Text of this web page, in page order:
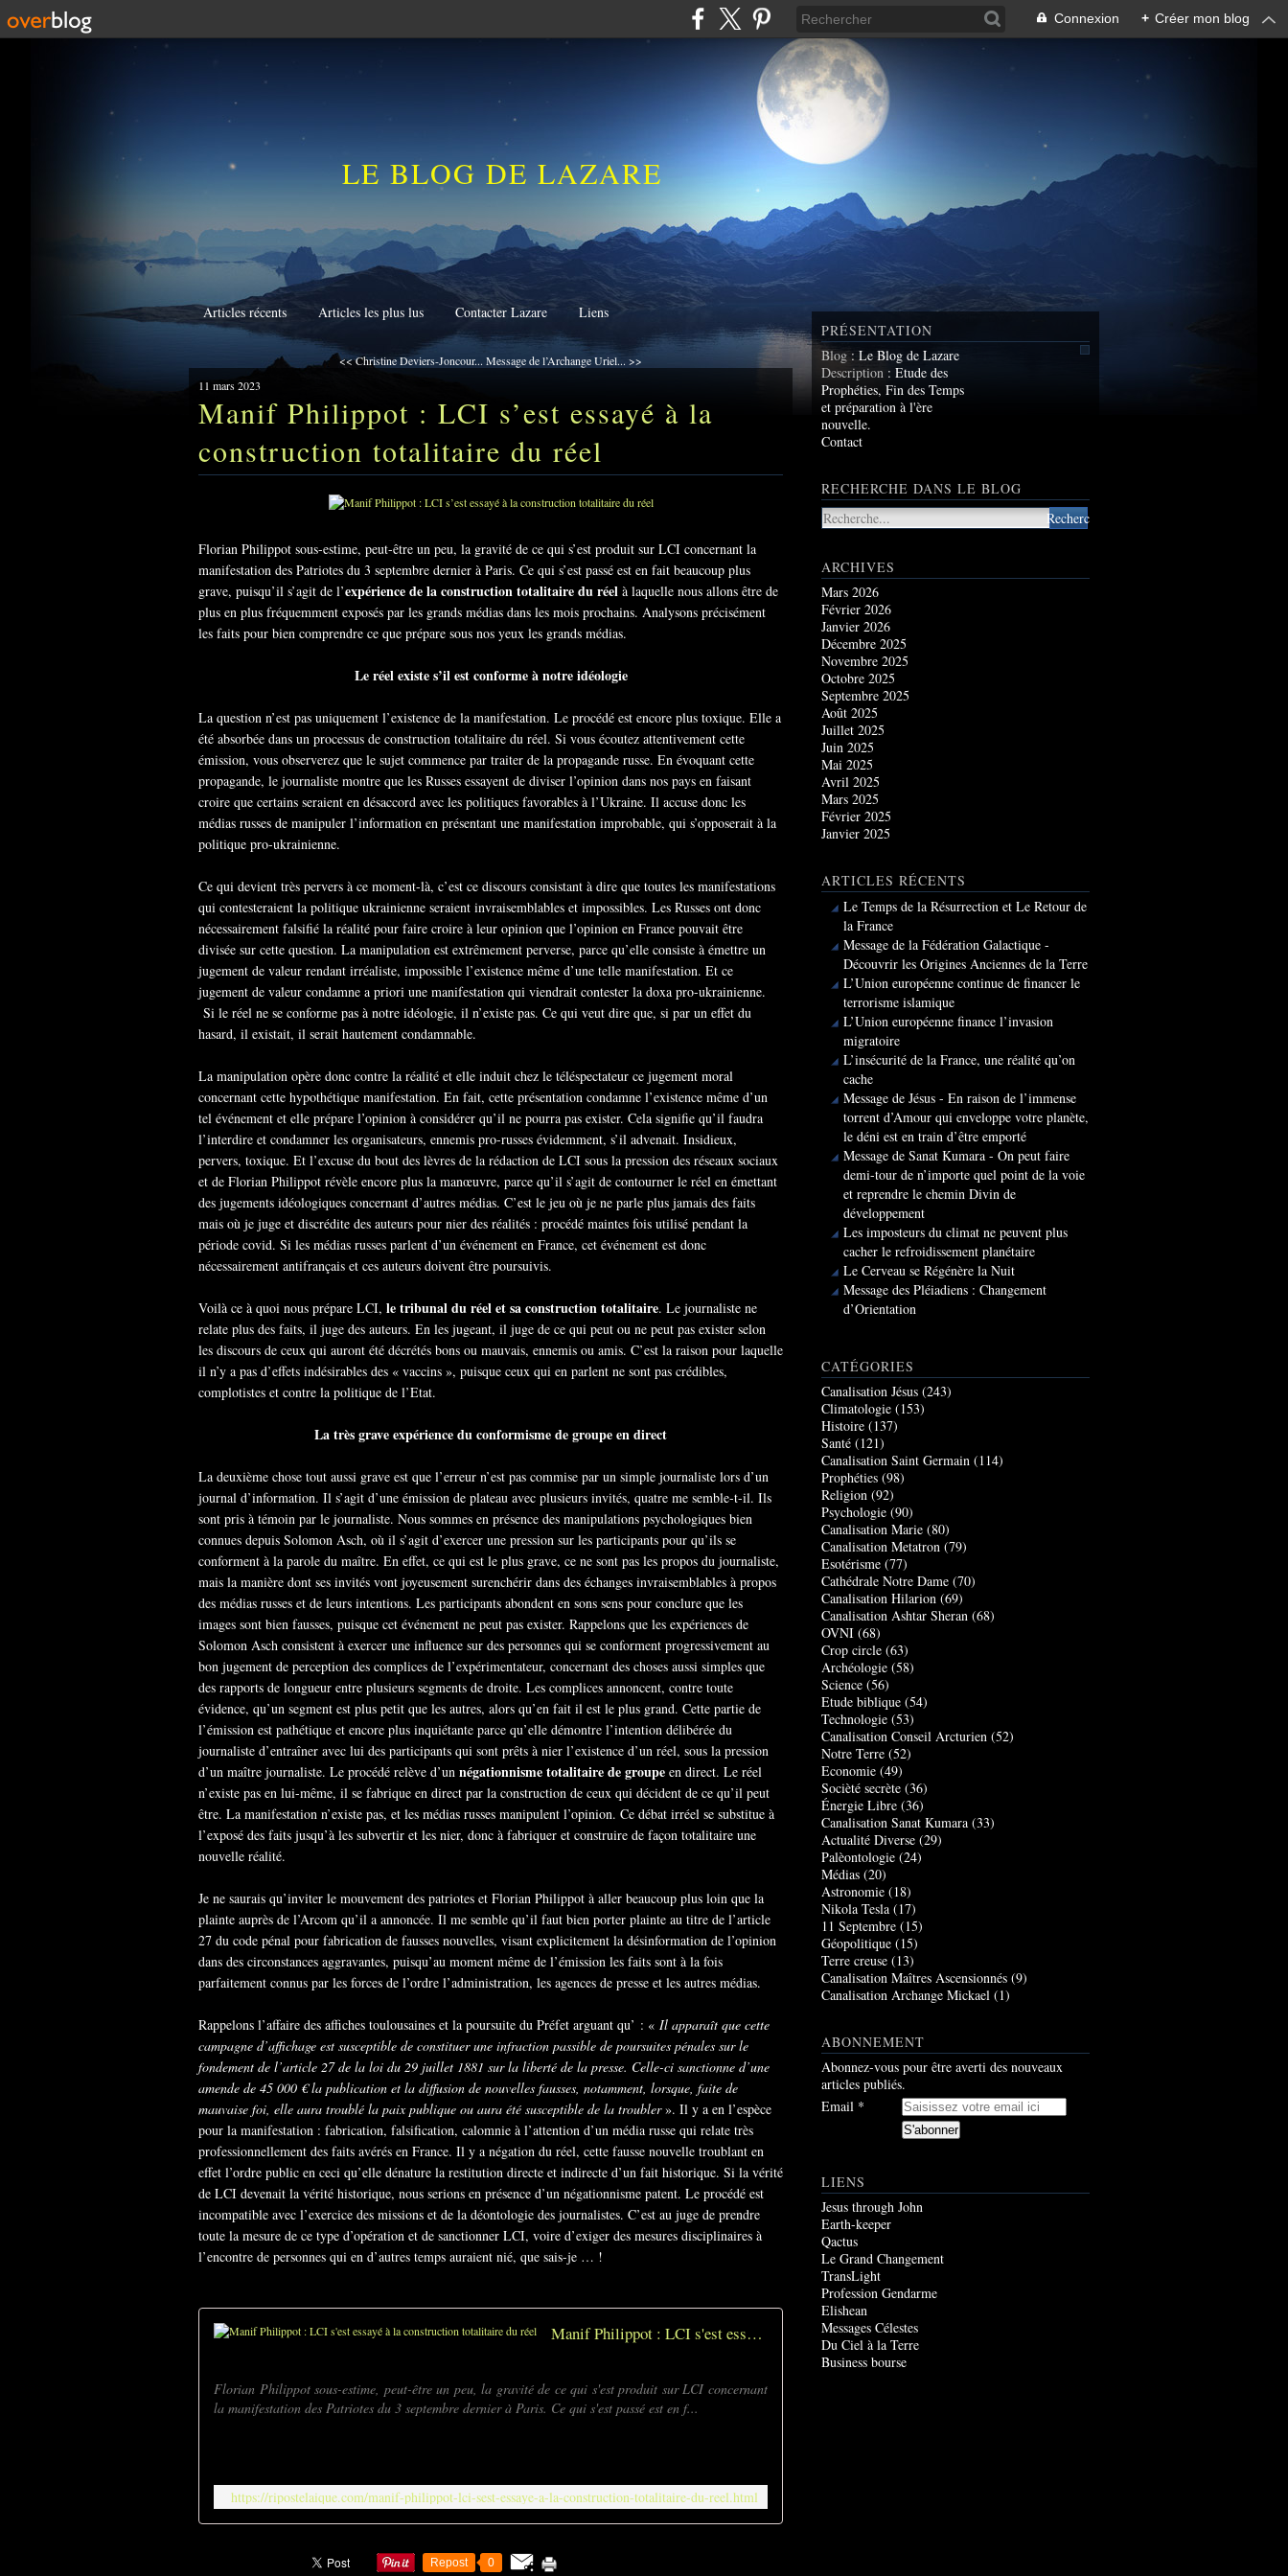
Connexion + Créer mon blog
LE BLOG DE LAZARE
Articles récents Articles les plus lus Contacter Lazare Liens
<< Christine Deviers-Joncour... Message de l’Archange Uriel... >>
11 mars 2023
Manif Philippot : LCI s’est essayé à la
construction totalitaire du réel
Florian Philippot sous-estime, peut-être un peu, la gravité de ce qui s’est produit sur LCI concernant la
manifestation des Patriotes du 3 septembre dernier à Paris. Ce qui s’est passé est en fait beaucoup plus
grave, puisqu’il s’agit de l’expérience de la construction totalitaire du réel à laquelle nous allons être de
plus en plus fréquemment exposés par les grands médias dans les mois prochains. Analysons précisément
les faits pour bien comprendre ce que prépare sous nos yeux les grands médias.
Le réel existe s’il est conforme à notre idéologie
La question n’est pas uniquement l’existence de la manifestation. Le procédé est encore plus toxique. Elle a
été absorbée dans un processus de construction totalitaire du réel. Si vous écoutez attentivement cette
émission, vous observerez que le sujet commence par traiter de la propagande russe. En évoquant cette
propagande, le journaliste montre que les Russes essayent de diviser l’opinion dans nos pays en faisant
croire que certains seraient en désaccord avec les politiques favorables à l’Ukraine. Il accuse donc les
médias russes de manipuler l’information en présentant une manifestation improbable, qui s’opposerait à la
politique pro-ukrainienne.
Ce qui devient très pervers à ce moment-là, c’est ce discours consistant à dire que toutes les manifestations
qui contesteraient la politique ukrainienne seraient invraisemblables et impossibles. Les Russes ont donc
nécessairement falsifié la réalité pour faire croire à leur opinion que l’opinion en France pouvait être
divisée sur cette question. La manipulation est extrêmement perverse, parce qu’elle consiste à émettre un
jugement de valeur rendant irréaliste, impossible l’existence même d’une telle manifestation. Et ce
jugement de valeur condamne a priori une manifestation qui viendrait contester la doxa pro-ukrainienne.
Si le réel ne se conforme pas à notre idéologie, il n’existe pas. Ce qui veut dire que, si par un effet du
hasard, il existait, il serait hautement condamnable.
La manipulation opère donc contre la réalité et elle induit chez le téléspectateur ce jugement moral
concernant cette hypothétique manifestation. En fait, cette présentation condamne l’existence même d’un
tel événement et elle prépare l’opinion à considérer qu’il ne pourra pas exister. Cela signifie qu’il faudra
l’interdire et condamner les organisateurs, ennemis pro-russes évidemment, s’il advenait. Insidieux,
pervers, toxique. Et l’excuse du bout des lèvres de la rédaction de LCI sous la pression des réseaux sociaux
et de Florian Philippot révèle encore plus la manœuvre, parce qu’il s’agit de contourner le réel en émettant
des jugements idéologiques concernant d’autres médias. C’est le jeu où je ne parle plus jamais des faits
mais où je juge et discrédite des auteurs pour nier des réalités : procédé maintes fois utilisé pendant la
période covid. Si les médias russes parlent d’un événement en France, cet événement est donc
nécessairement antifrançais et ces auteurs doivent être poursuivis.
Voilà ce à quoi nous prépare LCI, le tribunal du réel et sa construction totalitaire. Le journaliste ne
relate plus des faits, il juge des auteurs. En les jugeant, il juge de ce qui peut ou ne peut pas exister selon
les discours de ceux qui auront été décrétés bons ou mauvais, ennemis ou amis. C’est la raison pour laquelle
il n’y a pas d’effets indésirables des « vaccins », puisque ceux qui en parlent ne sont pas crédibles,
complotistes et contre la politique de l’Etat.
La très grave expérience du conformisme de groupe en direct
La deuxième chose tout aussi grave est que l’erreur n’est pas commise par un simple journaliste lors d’un
journal d’information. Il s’agit d’une émission de plateau avec plusieurs invités, quatre me semble-t-il. Ils
sont pris à témoin par le journaliste. Nous sommes en présence des manipulations psychologiques bien
connues depuis Solomon Asch, où il s’agit d’exercer une pression sur les participants pour qu’ils se
conforment à la parole du maître. En effet, ce qui est le plus grave, ce ne sont pas les propos du journaliste,
mais la manière dont ses invités vont joyeusement surenchérir dans des échanges invraisemblables à propos
des médias russes et de leurs intentions. Les participants abondent en sons sens pour conclure que les
images sont bien fausses, puisque cet événement ne peut pas exister. Rappelons que les expériences de
Solomon Asch consistent à exercer une influence sur des personnes qui se conforment progressivement au
bon jugement de perception des complices de l’expérimentateur, concernant des choses aussi simples que
des rapports de longueur entre plusieurs segments de droite. Les complices annoncent, contre toute
évidence, qu’un segment est plus petit que les autres, alors qu’en fait il est le plus grand. Cette partie de
l’émission est pathétique et encore plus inquiétante parce qu’elle démontre l’intention délibérée du
journaliste d’entraîner avec lui des participants qui sont prêts à nier l’existence d’un réel, sous la pression
d’un maître journaliste. Le procédé relève d’un négationnisme totalitaire de groupe en direct. Le réel
n’existe pas en lui-même, il se fabrique en direct par la construction de ceux qui décident de ce qu’il peut
être. La manifestation n’existe pas, et les médias russes manipulent l’opinion. Ce débat irréel se substitue à
l’exposé des faits jusqu’à les subvertir et les nier, donc à fabriquer et construire de façon totalitaire une
nouvelle réalité.
Je ne saurais qu’inviter le mouvement des patriotes et Florian Philippot à aller beaucoup plus loin que la
plainte auprès de l’Arcom qu’il a annoncée. Il me semble qu’il faut bien porter plainte au titre de l’article
27 du code pénal pour fabrication de fausses nouvelles, visant explicitement la désinformation de l’opinion
dans des circonstances aggravantes, puisqu’au moment même de l’émission les faits sont à la fois
parfaitement connus par les forces de l’ordre l’administration, les agences de presse et les autres médias.
Rappelons l’affaire des affiches toulousaines et la poursuite du Préfet arguant qu’ : « Il apparaît que cette
campagne d’affichage est susceptible de constituer une infraction passible de poursuites pénales sur le
fondement de l’article 27 de la loi du 29 juillet 1881 sur la liberté de la presse. Celle-ci sanctionne d’une
amende de 45 000 € la publication et la diffusion de nouvelles fausses, notamment, lorsque, faite de
mauvaise foi, elle aura troublé la paix publique ou aura été susceptible de la troubler». Il y a en l’espèce
pour la manifestation : fabrication, falsification, calomnie à l’attention d’un média russe qui relate très
professionnellement des faits avérés en France. Il y a négation du réel, cette fausse nouvelle troublant en
effet l’ordre public en ceci qu’elle dénature la restitution directe et indirecte d’un fait historique. Si la vérité
de LCI devenait la vérité historique, nous serions en présence d’un négationnisme patent. Le procédé est
incompatible avec l’exercice des missions et de la déontologie des journalistes. C’est au juge de prendre
toute la mesure de ce type d’opération et de sanctionner LCI, voire d’exiger des mesures disciplinaires à
l’encontre de personnes qui en d’autres temps auraient nié, que sais-je … !
Manif Philippot : LCI s'est essayé à la construction totalitaire du réel
Florian Philippot sous-estime, peut-être un peu, la gravité de ce qui s'est produit sur LCI concernant
la manifestation des Patriotes du 3 septembre dernier à Paris. Ce qui s'est passé est en f...
https://ripostelaique.com/manif-philippot-lci-sest-essaye-a-la-construction-totalitaire-du-reel.html
Repost 0
PRÉSENTATION
Blog : Le Blog de Lazare
Description : Etude des
Prophéties, Fin des Temps
et préparation à l'ère
nouvelle.
Contact
RECHERCHE DANS LE BLOG
ARCHIVES
Mars 2026
Février 2026
Janvier 2026
Décembre 2025
Novembre 2025
Octobre 2025
Septembre 2025
Août 2025
Juillet 2025
Juin 2025
Mai 2025
Avril 2025
Mars 2025
Février 2025
Janvier 2025
ARTICLES RÉCENTS
Le Temps de la Résurrection et Le Retour de
la France
Message de la Fédération Galactique -
Découvrir les Origines Anciennes de la Terre
L’Union européenne continue de financer le
terrorisme islamique
L’Union européenne finance l’invasion
migratoire
L’insécurité de la France, une réalité qu’on
cache
Message de Jésus - En raison de l’immense
torrent d’Amour qui enveloppe votre planète,
le déni est en train d’être emporté
Message de Sanat Kumara - On peut faire
demi-tour de n’importe quel point de la voie
et reprendre le chemin Divin de
développement
Les imposteurs du climat ne peuvent plus
cacher le refroidissement planétaire
Le Cerveau se Régénère la Nuit
Message des Pléiadiens : Changement
d’Orientation
CATÉGORIES
Canalisation Jésus (243)
Climatologie (153)
Histoire (137)
Santé (121)
Canalisation Saint Germain (114)
Prophéties (98)
Religion (92)
Psychologie (90)
Canalisation Marie (80)
Canalisation Metatron (79)
Esotérisme (77)
Cathédrale Notre Dame (70)
Canalisation Hilarion (69)
Canalisation Ashtar Sheran (68)
OVNI (68)
Crop circle (63)
Archéologie (58)
Science (56)
Etude biblique (54)
Technologie (53)
Canalisation Conseil Arcturien (52)
Notre Terre (52)
Economie (49)
Socièté secrète (36)
Énergie Libre (36)
Canalisation Sanat Kumara (33)
Actualité Diverse (29)
Palèontologie (24)
Médias (20)
Astronomie (18)
Nikola Tesla (17)
11 Septembre (15)
Géopolitique (15)
Terre creuse (13)
Canalisation Maîtres Ascensionnés (9)
Canalisation Archange Mickael (1)
ABONNEMENT
Abonnez-vous pour être averti des nouveaux
articles publiés.
Email
LIENS
Jesus through John
Earth-keeper
Qactus
Le Grand Changement
TransLight
Profession Gendarme
Elishean
Messages Célestes
Du Ciel à la Terre
Business bourse